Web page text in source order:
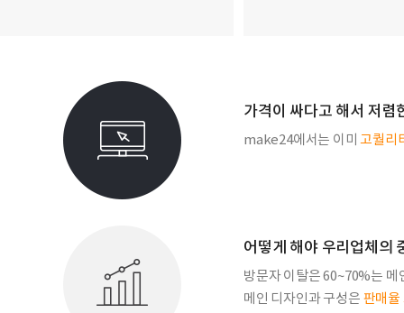
가격이 싸다고 해서 저
make24에서는 이미고퀄리
어떻게 해야 우리업체의
방문자 이탈은 60~70%는 메
메인 디자인과 구성은 판매율